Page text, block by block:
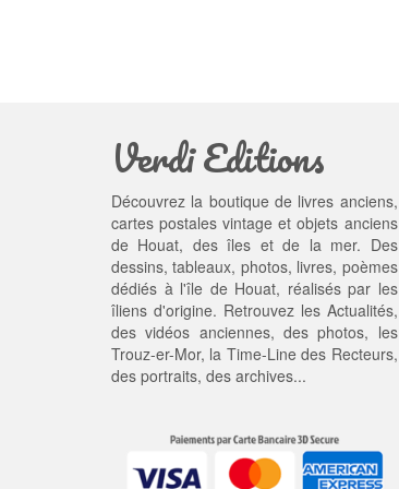
Verdi Editions
Découvrez la boutique de livres anciens,
cartes postales vintage et objets anciens
de Houat, des îles et de la mer. Des
dessins, tableaux, photos, livres, poèmes
dédiés à l'île de Houat, réalisés par les
îliens d'origine. Retrouvez les Actualités,
desvidéos anciennes, desphotos, les
Trouz-er-Mor, la Time-Line des Recteurs,
des portraits, des archives...